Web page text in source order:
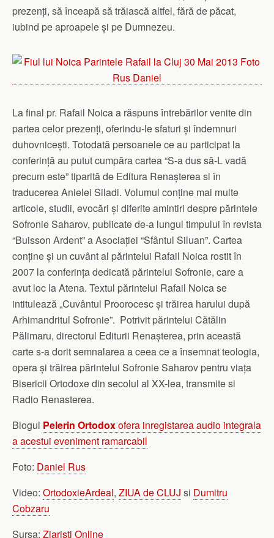
prezenți, să înceapă să trăiască altfel, fără de păcat,
iubind pe aproapele și pe Dumnezeu.
La final pr. Rafail Noica a răspuns întrebărilor venite din
partea celor prezenți, oferindu-le sfaturi și îndemnuri
duhovnicești. Totodată persoanele ce au participat la
conferință au putut cumpăra cartea “S-a dus să-L vadă
precum este” tiparită de Editura Renașterea si în
traducerea Anielei Siladi. Volumul conține mai multe
articole, studii, evocări și diferite amintiri despre părintele
Sofronie Saharov, publicate de-a lungul timpului în revista
“Buisson Ardent” a Asociației “Sfântul Siluan”. Cartea
conține și un cuvânt al părintelui Rafail Noica rostit în
2007 la conferința dedicată părintelui Sofronie, care a
avut loc la Atena. Textul părintelui Rafail Noica se
intitulează „Cuvântul Proorocesc și trăirea harului după
Arhimandritul Sofronie”. Potrivit părintelui Cătălin
Pălimaru, directorul Editurii Renașterea, prin această
carte s-a dorit semnalarea a ceea ce a însemnat teologia,
opera și trăirea părintelui Sofronie Saharov pentru viața
Bisericii Ortodoxe din secolul al XX-lea, transmite si
Radio Renasterea.
Blogul Pelerin Ortodoxofera inregistarea audio integrala
a acestui eveniment ramarcabil
Foto: Daniel Rus
Video: OrtodoxieArdeal, ZIUA de CLUJ si Dumitru
Cobzaru
Sursa: Ziaristi Online